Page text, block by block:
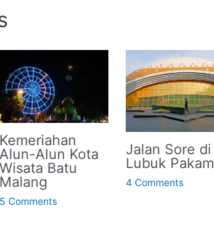
Kemeriahan
Alun-Alun Kota
Wisata Batu
Malang
5 Comments
Jalan Sore di
Lubuk Pakam
4 Comments